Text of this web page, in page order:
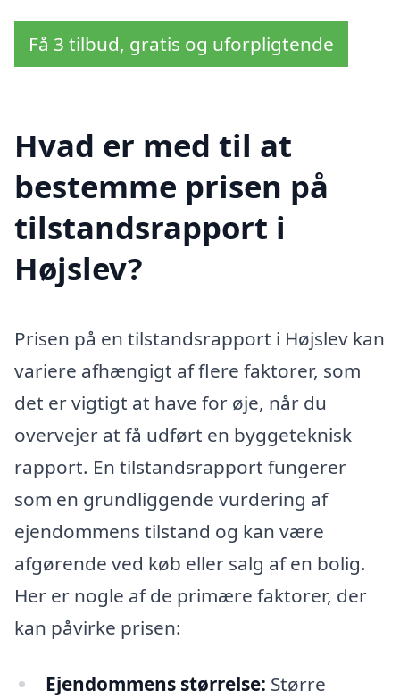
Få 3 tilbud, gratis og uforpligtende
Hvad er med til at
bestemme prisen på
tilstandsrapport i
Højslev?
Prisen på en tilstandsrapport i Højslev kan
variere afhængigt af flere faktorer, som
det er vigtigt at have for øje, når du
overvejer at få udført en byggeteknisk
rapport. En tilstandsrapport fungerer
som en grundliggende vurdering af
ejendommens tilstand og kan være
afgørende ved køb eller salg af en bolig.
Her er nogle af de primære faktorer, der
kan påvirke prisen:
Ejendommens størrelse: Større